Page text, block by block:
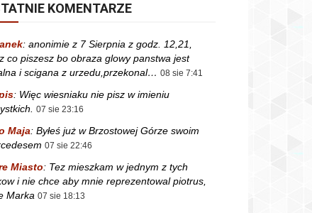
KOMENTARZE
: anonimie z 7 Sierpnia z godz. 12,21,
co piszesz bo obraza glowy panstwa jest
i scigana z urzedu,przekonal… 08 sie 7:41
: Więc wiesniaku nie pisz w imieniu
07 sie 23:16
Maja: Byłeś już w Brzostowej Górze swoim
07 sie 22:46
Miasto: Tez mieszkam w jednym z tych
i nie chce aby mnie reprezentowal piotrus,
Marka 07 sie 18:13